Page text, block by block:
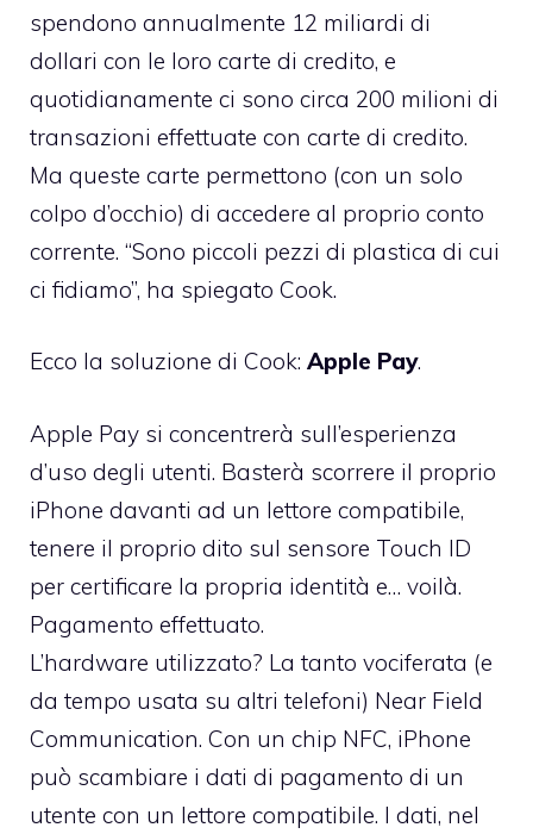
spendono annualmente 12 miliardi di
dollari con le loro carte di credito, e
quotidianamente ci sono circa 200 milioni di
transazioni effettuate con carte di credito.
Ma queste carte permettono (con un solo
colpo d’occhio) di accedere al proprio conto
corrente. “Sono piccoli pezzi di plastica di cui
ci fidiamo”, ha spiegato Cook.
Ecco la soluzione di Cook: Apple Pay.
Apple Pay si concentrerà sull’esperienza
d’uso degli utenti. Basterà scorrere il proprio
iPhone davanti ad un lettore compatibile,
tenere il proprio dito sul sensore Touch ID
per certificare la propria identità e… voilà.
Pagamento effettuato.
L’hardware utilizzato? La tanto vociferata (e
da tempo usata su altri telefoni) Near Field
Communication. Con un chip NFC, iPhone
può scambiare i dati di pagamento di un
utente con un lettore compatibile. I dati, nel